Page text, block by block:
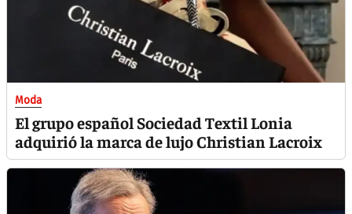
Moda
El grupo español Sociedad Textil Lonia
adquirió la marca de lujo Christian Lacroix